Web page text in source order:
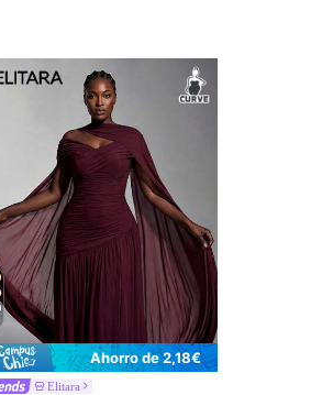
Ahorro de 2,18€
Elitara